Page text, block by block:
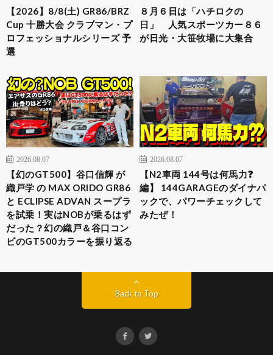
【2026】8/8(土) GR86/BRZ
Cup 十勝大会 クラブマン・プ
ロフェッショナルシリーズ 予
選
８月６日は「ハチロクの
日」 人気スポーツカー８６
が日光・大笹牧場に大集合
2026.08.07
【幻のGT500】谷口信輝 が
織戸学 の MAX ORIDO GR86
と ECLIPSE ADVAN スープラ
を試乗！実はNOBが乗るはず
だった？幻の織戸＆谷口コン
ビのGT500カラーを振り返る
2026.08.07
【N2車両 144号は何馬力❓
編】 144GARAGEのダイナパ
ックで、パワーチェックして
みたぜ！
Back to Top